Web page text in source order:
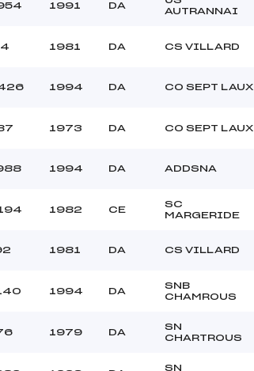
1991 DA
AUTRANNAI
1981 DA CS VILLARD
1994 DA CO SEPT LAUX
1973 DA CO SEPT LAUX
1994 DA ADDSNA
1982 CE
SC
MARGERIDE
1981 DA CS VILLARD
1994 DA
SNB
CHAMROUS
1979 DA
SN
CHARTROUS
SN